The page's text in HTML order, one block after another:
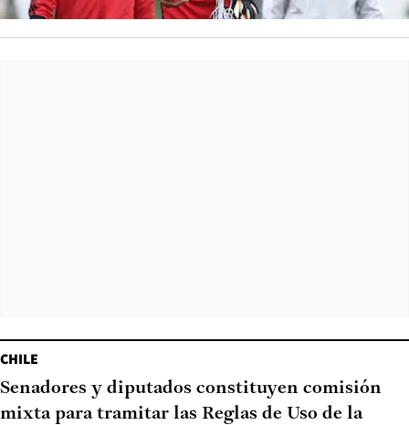
CHILE
Senadores y diputados constituyen comisión
mixta para tramitar las Reglas de Uso de la